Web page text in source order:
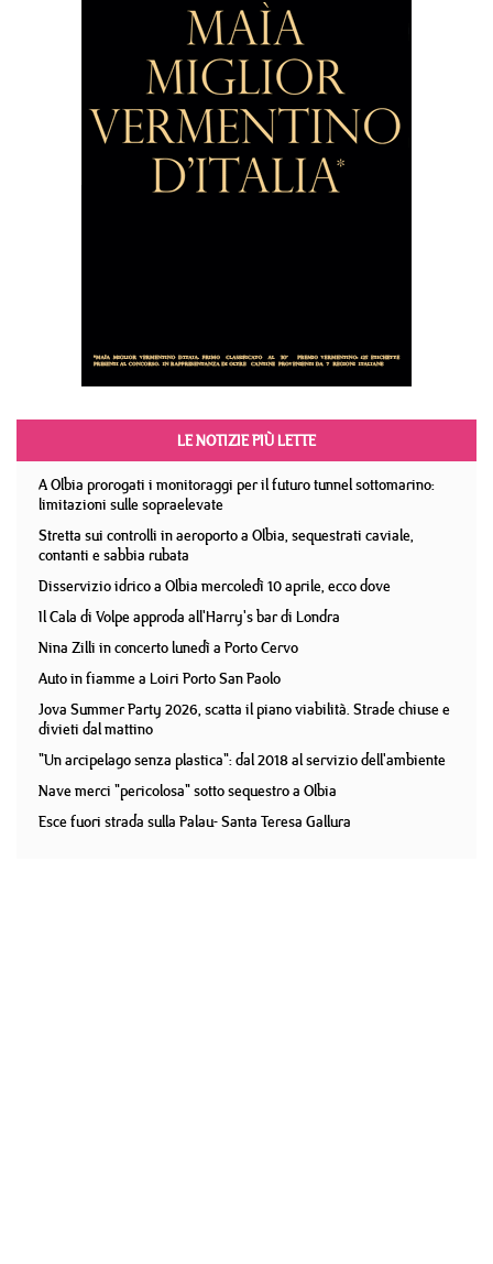
LE NOTIZIE PIÙ LETTE
A Olbia prorogati i monitoraggi per il futuro tunnel sottomarino:
limitazioni sulle sopraelevate
Stretta sui controlli in aeroporto a Olbia, sequestrati caviale,
contanti e sabbia rubata
Disservizio idrico a Olbia mercoledì 10 aprile, ecco dove
Il Cala di Volpe approda all'Harry's bar di Londra
Nina Zilli in concerto lunedì a Porto Cervo
Auto in fiamme a Loiri Porto San Paolo
Jova Summer Party 2026, scatta il piano viabilità. Strade chiuse e
divieti dal mattino
"Un arcipelago senza plastica": dal 2018 al servizio dell'ambiente
Nave merci "pericolosa" sotto sequestro a Olbia
Esce fuori strada sulla Palau- Santa Teresa Gallura